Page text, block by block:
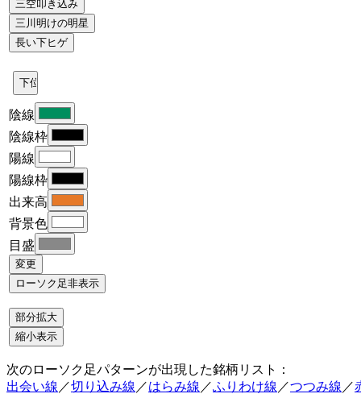
陰線
陰線枠
陽線
陽線枠
出来高
背景色
目盛
次のローソク足パターンが出現した銘柄リスト：
出会い線 ／切り込み線 ／はらみ線 ／ふりわけ線 ／つつみ線 ／